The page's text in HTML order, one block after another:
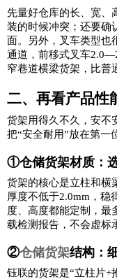
先量好仓库的长、宽、
装的时候冲突；还要确
面。另外，叉车类型也
通道，前移式叉车
窄巷道横梁货架，比普
二、再看产品性
货架用得久不久， 安不
把“安全耐用”放在第一
①仓储货架材质：
货架的核心是立柱和横
厚度不低于2.0mm，稳
度、高度都能定制，最
载检测报告，不会虚标
②仓储货架结构：
钰联的货架是“立柱片+